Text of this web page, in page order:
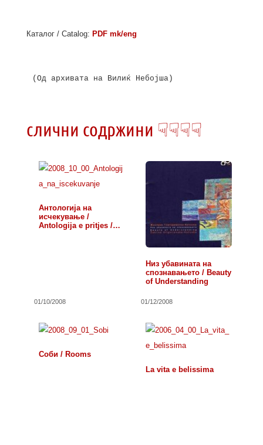
Каталог / Catalog: PDF mk/eng
(Од архивата на Вилиќ Небојша)
слични содржини ☟☟☟☟
Антологија на
исчекување /
Antologija e pritjes /…
01/10/2008
Низ убавината на
спознавањето / Beauty
of Understanding
01/12/2008
Соби / Rooms
La vita e belissima